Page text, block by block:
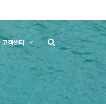
고객센터